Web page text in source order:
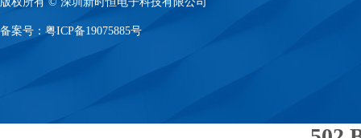
备案号： 粤ICP备19075885号